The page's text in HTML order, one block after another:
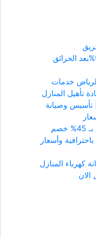
بالرياض..تنظيف احترافي99%بعد الحرائق
خدمات
تأسيس وصيانة
شركة تنظيف وسط الرياض بـ 45% خصم
وأسعار
كهرباء المنازل